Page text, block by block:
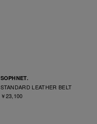
SOPHNET.
STANDARD LEATHER BELT
￥23,100